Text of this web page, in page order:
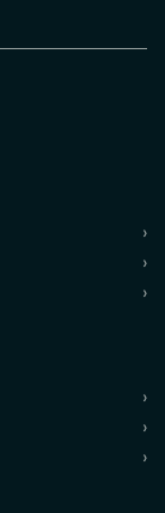
›
›
›
›
›
›